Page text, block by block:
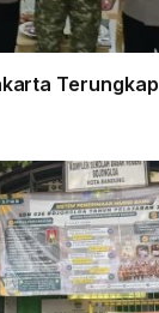
Terungkap